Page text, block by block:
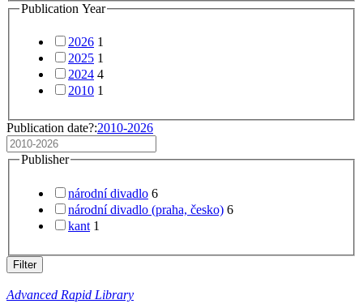
Publication Year
2026 1
2025 1
2024 4
2010 1
Publication date?:2010-2026
Publisher
národní divadlo 6
národní divadlo (praha, česko) 6
kant 1
Filter
Advanced Rapid Library